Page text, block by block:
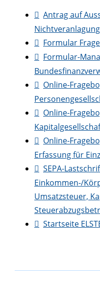
Antrag auf
Formular
Formular-
Online-
Online-
Online-
Erfassung für
SEPA-
Einkommen-/
Umsatzsteuer,
Startseite